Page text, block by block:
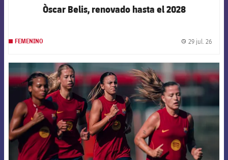
Òscar Belis, renovado hasta el 2028
FEMENINO 29 jul. 26
FCB Barcelona badge